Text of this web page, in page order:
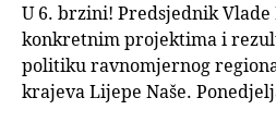
U 6. brzini! Predsjednik Vlade
konkretnim projektima i
politiku ravnomjernog
krajeva Lijepe Naše.